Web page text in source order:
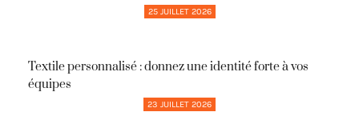
25 JUILLET 2026
Textile personnalisé : donnez une identité forte à vos
équipes
23 JUILLET 2026